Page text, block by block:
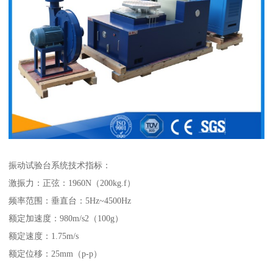
振动试验台系统技术指标：
激振力：正弦：1960N（200kg.f）
频率范围：垂直台：5Hz~4500Hz
额定加速度：980m/s2（100g）
额定速度：1.75m/s
额定位移：25mm（p-p）